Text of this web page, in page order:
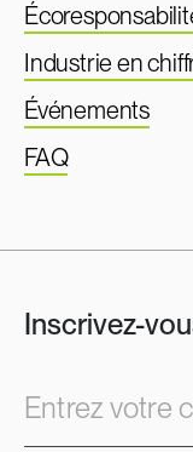
Industrie en
Événements
FAQ
Inscrivez-
Entrez votre